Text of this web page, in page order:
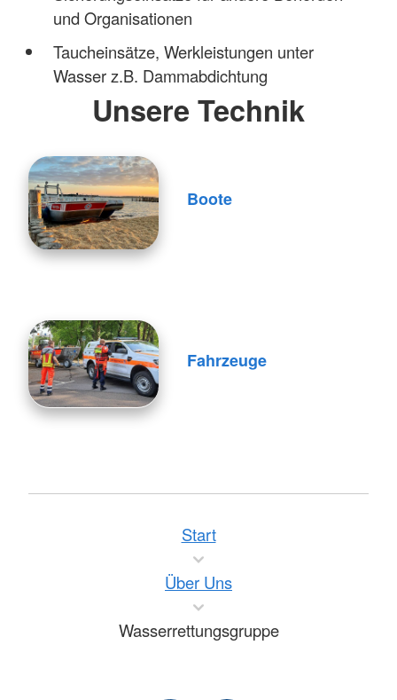
und Organisationen
Taucheinsätze, Werkleistungen unter
Wasser z.B. Dammabdichtung
Unsere Technik
Boote
Fahrzeuge
Start
Über Uns
Wasserrettungsgruppe